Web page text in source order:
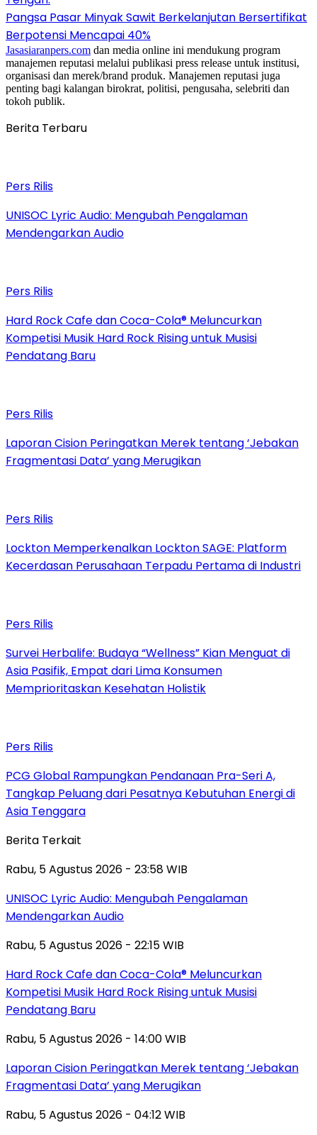
Pangsa Pasar Minyak Sawit Berkelanjutan Bersertifikat
Berpotensi Mencapai 40%
Jasasiaranpers.com dan media online ini mendukung program
manajemen reputasi melalui publikasi press release untuk institusi,
organisasi dan merek/brand produk. Manajemen reputasi juga
penting bagi kalangan birokrat, politisi, pengusaha, selebriti dan
tokoh publik.
Berita Terbaru
Pers Rilis
UNISOC Lyric Audio: Mengubah Pengalaman
Mendengarkan Audio
Pers Rilis
Hard Rock Cafe dan Coca-Cola® Meluncurkan
Kompetisi Musik Hard Rock Rising untuk Musisi
Pendatang Baru
Pers Rilis
Laporan Cision Peringatkan Merek tentang ‘Jebakan
Fragmentasi Data’ yang Merugikan
Pers Rilis
Lockton Memperkenalkan Lockton SAGE: Platform
Kecerdasan Perusahaan Terpadu Pertama di Industri
Pers Rilis
Survei Herbalife: Budaya “Wellness” Kian Menguat di
Asia Pasifik, Empat dari Lima Konsumen
Memprioritaskan Kesehatan Holistik
Pers Rilis
PCG Global Rampungkan Pendanaan Pra-Seri A,
Tangkap Peluang dari Pesatnya Kebutuhan Energi di
Asia Tenggara
Berita Terkait
Rabu, 5 Agustus 2026 - 23:58 WIB
UNISOC Lyric Audio: Mengubah Pengalaman
Mendengarkan Audio
Rabu, 5 Agustus 2026 - 22:15 WIB
Hard Rock Cafe dan Coca-Cola® Meluncurkan
Kompetisi Musik Hard Rock Rising untuk Musisi
Pendatang Baru
Rabu, 5 Agustus 2026 - 14:00 WIB
Laporan Cision Peringatkan Merek tentang ‘Jebakan
Fragmentasi Data’ yang Merugikan
Rabu, 5 Agustus 2026 - 04:12 WIB